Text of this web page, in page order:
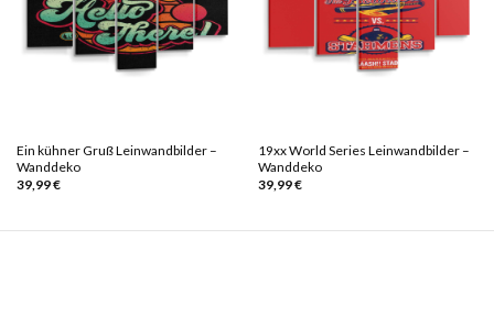
Ein kühner Gruß Leinwandbilder –
Wanddeko
39,99€
19xx World Series Leinwandbilder –
Wanddeko
39,99€